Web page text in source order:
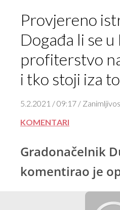
Provjereno
Događa li se
profiterstvo
i tko stoji iza
5.2.2021 / 09:17 /
KOMENTARI
Gradonačelnik
komentirao je